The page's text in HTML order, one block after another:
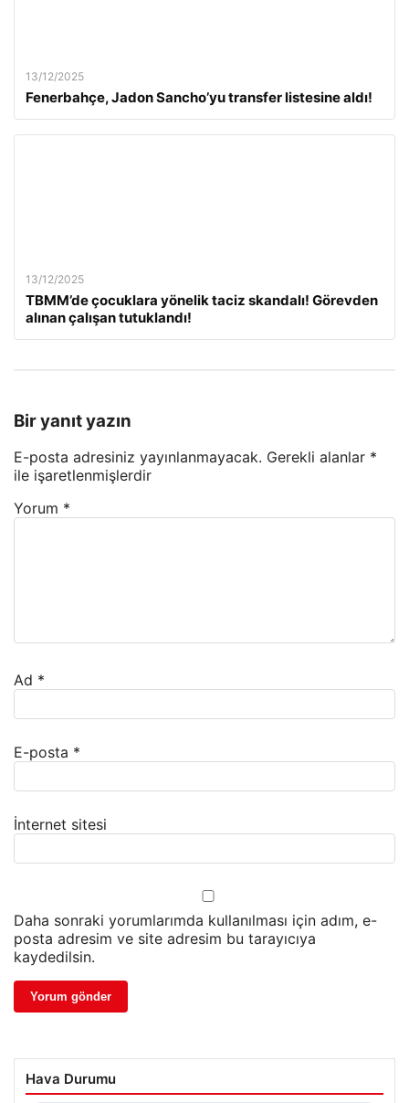
13/12/2025
Fenerbahçe, Jadon Sancho’yu transfer listesine aldı!
13/12/2025
TBMM’de çocuklara yönelik taciz skandalı! Görevden
alınan çalışan tutuklandı!
Bir yanıt yazın
E-posta adresiniz yayınlanmayacak. Gerekli alanlar *
ile işaretlenmişlerdir
Yorum *
Ad *
E-posta *
İnternet sitesi
Daha sonraki yorumlarımda kullanılması için adım, e-
posta adresim ve site adresim bu tarayıcıya
kaydedilsin.
Hava Durumu